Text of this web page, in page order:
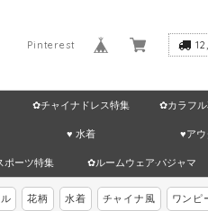
Pinterest
✿チャイナドレス特集 ✿カラフ
♥ 水着 ♥アウ
ポーツ特集 ✿ルームウェア·パジャマ
花柄 水着 チャイナ風 ワンピ